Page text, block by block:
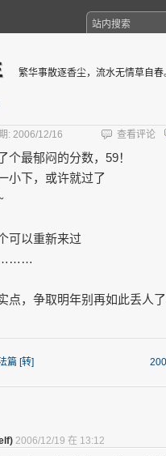
繁华事散逐香尘，流水无情草自春
: 2006/12/16 查看评论
个最郁闷的分数，59！
小下，或许就过了
可以重新来过
点， 争取明年别再如此丢人了
篇 [转]
2006/12/19 在 13:12